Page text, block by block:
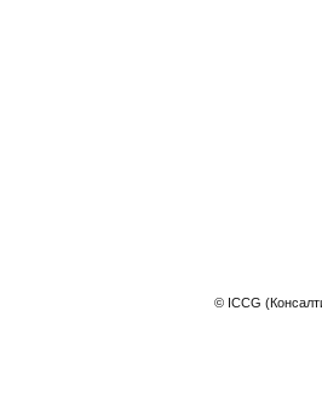
© ICCG